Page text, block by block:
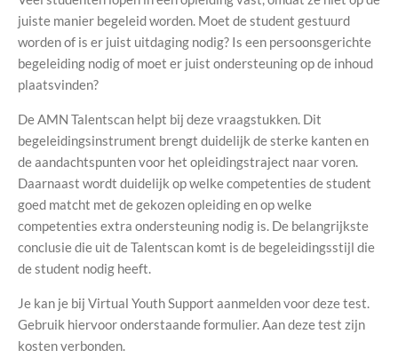
juiste manier begeleid worden. Moet de student gestuurd
worden of is er juist uitdaging nodig? Is een persoonsgerichte
begeleiding nodig of moet er juist ondersteuning op de inhoud
plaatsvinden?
De AMN Talentscan helpt bij deze vraagstukken. Dit
begeleidingsinstrument brengt duidelijk de sterke kanten en
de aandachtspunten voor het opleidingstraject naar voren.
Daarnaast wordt duidelijk op welke competenties de student
goed matcht met de gekozen opleiding en op welke
competenties extra ondersteuning nodig is. De belangrijkste
conclusie die uit de Talentscan komt is de begeleidingsstijl die
de student nodig heeft.
Je kan je bij Virtual Youth Support aanmelden voor deze test.
Gebruik hiervoor onderstaande formulier. Aan deze test zijn
kosten verbonden.